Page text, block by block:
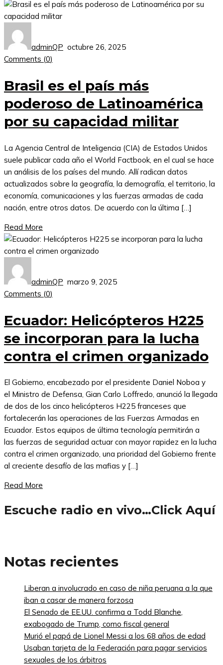
adminQP octubre 26, 2025
Comments (0)
Brasil es el país más
poderoso de Latinoamérica
por su capacidad militar
La Agencia Central de Inteligencia (CIA) de Estados Unidos
suele publicar cada año el World Factbook, en el cual se hace
un análisis de los países del mundo. Allí radican datos
actualizados sobre la geografía, la demografía, el territorio, la
economía, comunicaciones y las fuerzas armadas de cada
nación, entre otros datos. De acuerdo con la última […]
Read More
adminQP marzo 9, 2025
Comments (0)
Ecuador: Helicópteros H225
se incorporan para la lucha
contra el crimen organizado
El Gobierno, encabezado por el presidente Daniel Noboa y
el Ministro de Defensa, Gian Carlo Loffredo, anunció la llegada
de dos de los cinco helicópteros H225 franceses que
fortalecerán las operaciones de las Fuerzas Armadas en
Ecuador. Estos equipos de última tecnología permitirán a
las fuerzas de seguridad actuar con mayor rapidez en la lucha
contra el crimen organizado, una prioridad del Gobierno frente
al creciente desafío de las mafias y […]
Read More
Escuche radio en vivo…Click Aquí
Notas recientes
Liberan a involucrado en caso de niña peruana a la que
iban a casar de manera forzosa
El Senado de EE.UU. confirma a Todd Blanche,
exabogado de Trump, como fiscal general
Murió el papá de Lionel Messi a los 68 años de edad
Usaban tarjeta de la Federación para pagar servicios
sexuales de los árbitros